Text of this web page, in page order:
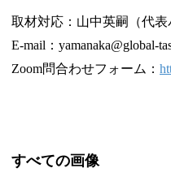
取材対応：山中英嗣（代表
E-mail：yamanaka@global-
Zoom問合わせフォーム：
すべての画像